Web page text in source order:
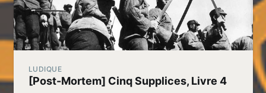
LUDIQUE
[Post-Mortem] Cinq Supplices, Livre 4